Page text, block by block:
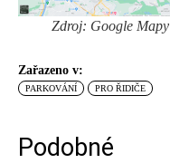
Zdroj: Google Mapy
Zařazeno v:
PARKOVÁNÍ PRO ŘIDIČE
Podobné